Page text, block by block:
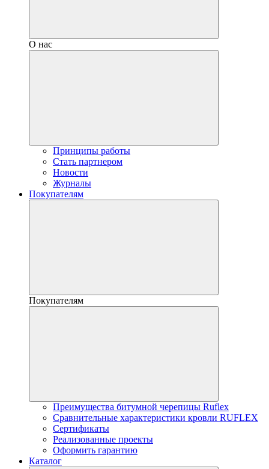
О нас
Принципы работы
Стать партнером
Новости
Журналы
Покупателям
Покупателям
Преимущества битумной черепицы Ruflex
Сравнительные характеристики кровли RUFLEX
Сертификаты
Реализованные проекты
Оформить гарантию
Каталог